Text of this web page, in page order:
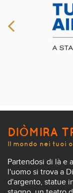
DIÒMIRA
Il mondo nei tuoi
Partendosi di là e
l'uomo si trova a
d'argento, statue